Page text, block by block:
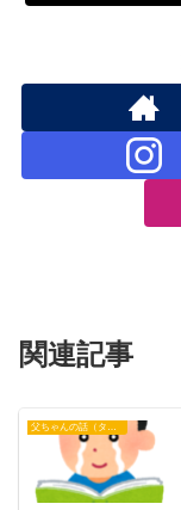
関連記事
父ちゃんの話（タイガース）